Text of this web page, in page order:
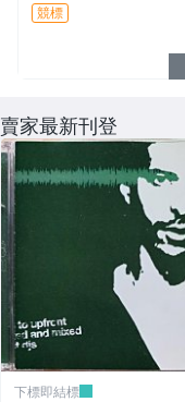
競標
賣家最新刊登
下標即結標